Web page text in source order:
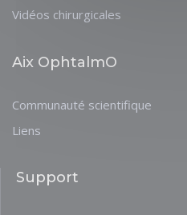
Vidéos chirurgicales
Aix OphtalmO
Communauté scientifique
Liens
Support